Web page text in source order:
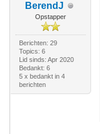
BerendJ
Opstapper
Berichten: 29
Topics: 6
Lid sinds: Apr 2020
Bedankt: 6
5 x bedankt in 4
berichten